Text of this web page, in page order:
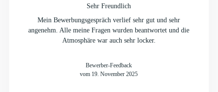
Sehr Freundlich
Mein Bewerbungsgespräch verlief sehr gut und sehr
angenehm. Alle meine Fragen wurden beantwortet und die
Atmosphäre war auch sehr locker.
Bewerber-Feedback
vom 19. November 2025